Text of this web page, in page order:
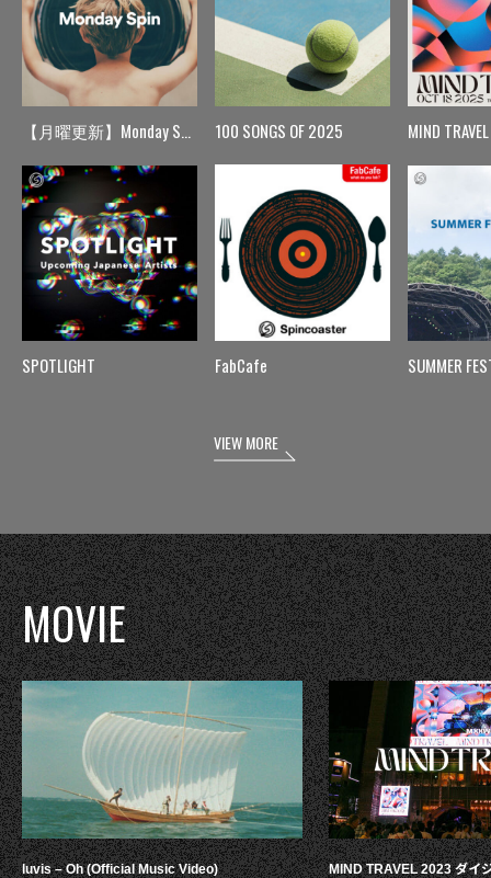
【月曜更新】Monday Spin
SPOTLIGHT
100 SONGS OF 2025
FabCafe
MIND TRAVEL
SUMMER
VIEW MORE
MOVIE
luvis – Oh (Official Music Video) MIND TRAVEL 2023 ダイ